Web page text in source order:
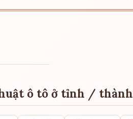
ô tô ở tỉnh /